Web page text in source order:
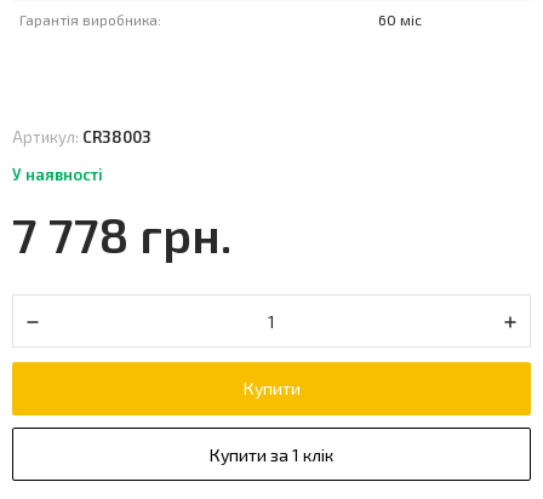
Гарантія виробника: 60 міс
Артикул: CR38003
У наявності
7 778 грн.
Купити
Купити за 1 клік